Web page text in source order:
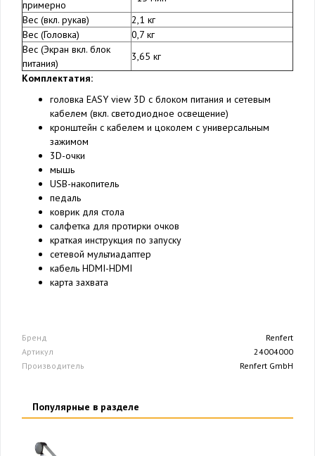
примерно
Вес (вкл. рукав)
2,1 кг
Вес (Головка)
0,7 кг
Вес (Экран вкл. блок
питания)
3,65 кг
Комплектатия:
головка EASY view 3D с блоком питания и сетевым
кабелем (вкл. светодиодное освещение)
кронштейн с кабелем и цоколем с универсальным
зажимом
3D-очки
мышь
USB-накопитель
педаль
коврик для стола
салфетка для протирки очков
краткая инструкция по запуску
сетевой мультиадаптер
кабель HDMI-HDMI
карта захвата
Бренд
Renfert
Артикул
24004000
Производитель
Renfert GmbH
Популярные в разделе